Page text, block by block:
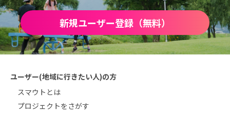
新規ユーザー登録（無料）
ユーザー(地域に行きたい人)の方
スマウトとは
プロジェクトをさがす